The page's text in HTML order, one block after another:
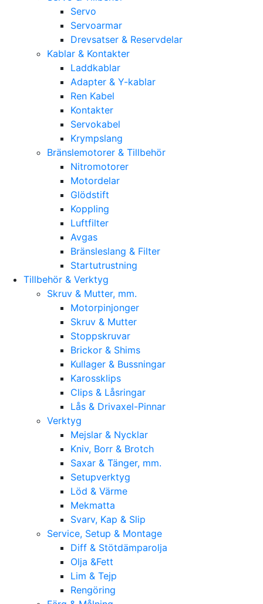
Servo
Servoarmar
Drevsatser & Reservdelar
Kablar & Kontakter
Laddkablar
Adapter & Y-kablar
Ren Kabel
Kontakter
Servokabel
Krympslang
Bränslemotorer & Tillbehör
Nitromotorer
Motordelar
Glödstift
Koppling
Luftfilter
Avgas
Bränsleslang & Filter
Startutrustning
Tillbehör & Verktyg
Skruv & Mutter, mm.
Motorpinjonger
Skruv & Mutter
Stoppskruvar
Brickor & Shims
Kullager & Bussningar
Karossklips
Clips & Låsringar
Lås & Drivaxel-Pinnar
Verktyg
Mejslar & Nycklar
Kniv, Borr & Brotch
Saxar & Tänger, mm.
Setupverktyg
Löd & Värme
Mekmatta
Svarv, Kap & Slip
Service, Setup & Montage
Diff & Stötdämparolja
Olja &Fett
Lim & Tejp
Rengöring